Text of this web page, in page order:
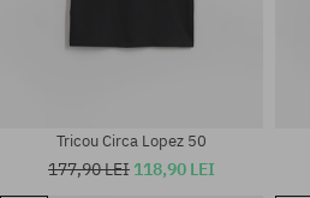
Tricou Circa Lopez 50
177,90 LEI 118,90 LEI